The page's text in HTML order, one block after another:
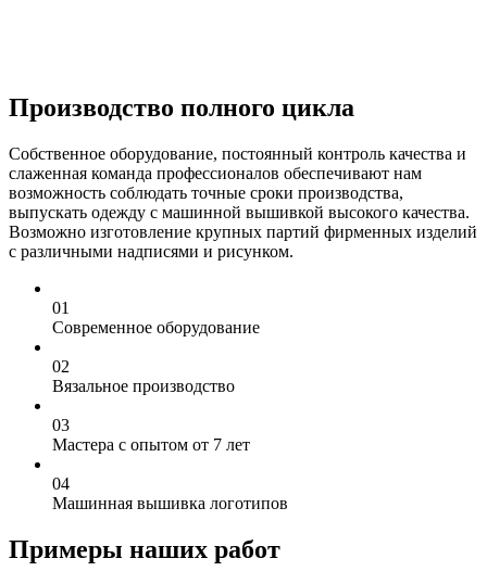
Производство полного цикла
Собственное оборудование, постоянный контроль качества и
слаженная команда профессионалов обеспечивают нам
возможность соблюдать точные сроки производства,
выпускать одежду с машинной вышивкой высокого качества.
Возможно изготовление крупных партий фирменных изделий
с различными надписями и рисунком.
01
Современное оборудование
02
Вязальное производство
03
Мастера с опытом от 7 лет
04
Машинная вышивка логотипов
Примеры наших работ